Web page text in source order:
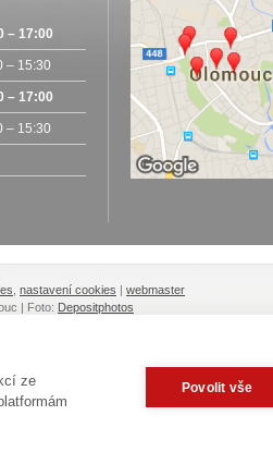
– 17:00
– 15:30
– 17:00
– 15:30
nastavení cookies | webmaster
| Foto: Depositphotos
ze
Povolit vše